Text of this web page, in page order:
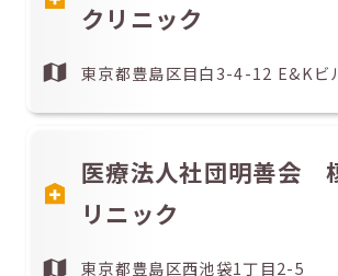
クリニック
東京都豊島区目白3-4-12 E&Kビ
医療法人社団明善会
リニック
東京都豊島区西池袋1丁目2-5